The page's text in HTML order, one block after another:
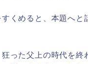
くめると、本題へと
狂った父上の時代を終